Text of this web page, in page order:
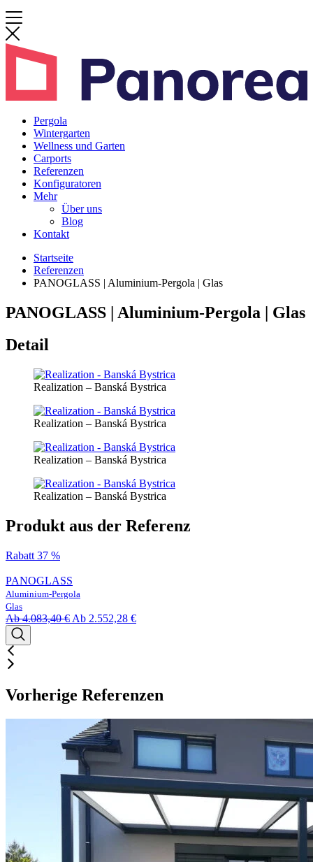
Pergola
Wintergarten
Wellness und Garten
Carports
Referenzen
Konfiguratoren
Mehr
Über uns
Blog
Kontakt
Startseite
Referenzen
PANOGLASS | Aluminium-Pergola | Glas
PANOGLASS | Aluminium-Pergola | Glas
Detail
Realization – Banská Bystrica
Realization – Banská Bystrica
Realization – Banská Bystrica
Realization – Banská Bystrica
Produkt aus der Referenz
Rabatt 37 %
PANOGLASS
Aluminium-Pergola
Glas
Ab4.083,40€ Ab 2.552,28 €
Vorherige Referenzen